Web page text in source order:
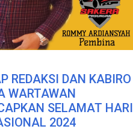
REDAKSI DAN KABIRO
WARTAWAN
SELAMAT HARI
2024